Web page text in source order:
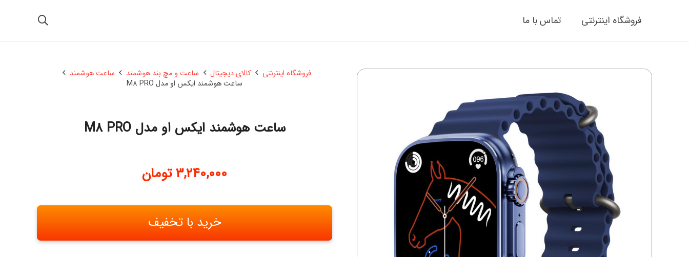
فروشگاه اینترنتی تماس با ما
فروشگاه اینترنتی کالای دیجیتال ساعت و مچ بند هوشمند
ساعت هوشمند
ساعت هوشمند ایکس او مدل M8 PRO
ساعت هوشمند ایکس او مدل M8 PRO
3,240,000 تومان
خرید با تخفیف